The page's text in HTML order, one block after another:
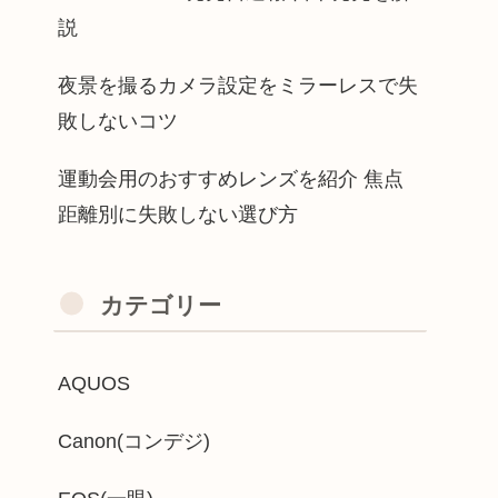
説
夜景を撮るカメラ設定をミラーレスで失
敗しないコツ
運動会用のおすすめレンズを紹介 焦点
距離別に失敗しない選び方
カテゴリー
AQUOS
Canon(コンデジ)